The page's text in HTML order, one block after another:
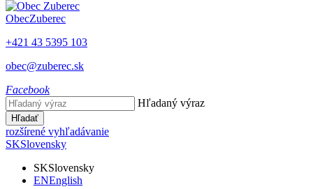
ObecZuberec
+421 43 5395 103
obec@zuberec.sk
Facebook
Hľadaný výraz
Hľadať
rozšírené vyhľadávanie
SKSlovensky
SKSlovensky
ENEnglish